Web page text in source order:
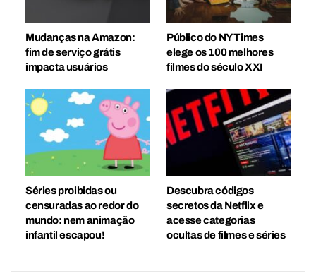
Mudanças na Amazon:
fim de serviço grátis
impacta usuários
Público do NY Times
elege os 100 melhores
filmes do século XXI
Séries proibidas ou
censuradas ao redor do
mundo: nem animação
infantil escapou!
Descubra códigos
secretos da Netflix e
acesse categorias
ocultas de filmes e séries